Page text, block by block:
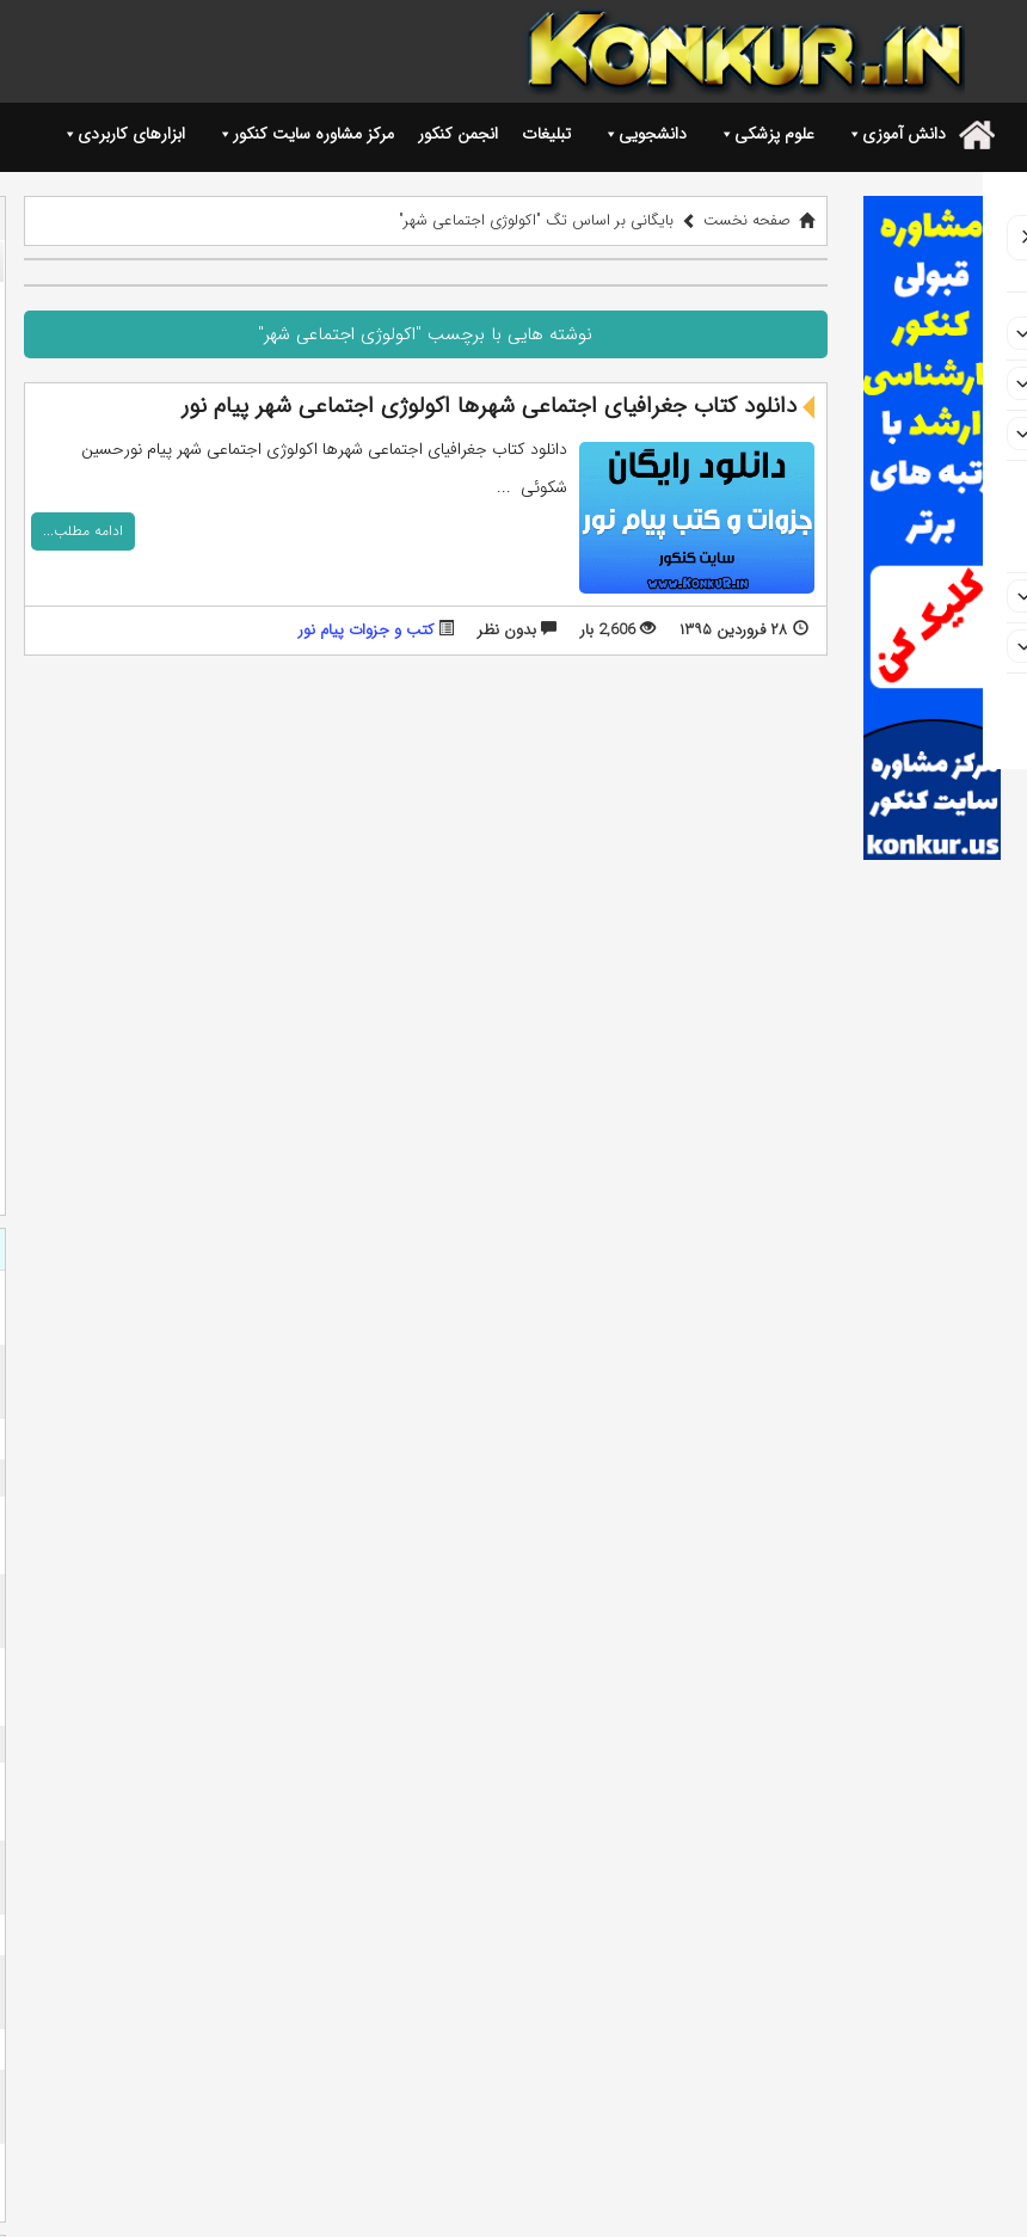
. دانش آموزی علوم پزشکی دانشجویی تبلیغات انجمن کنکور مرکز مشاوره سایت کنکور ابزارهای کاربردی
صفحه نخست بایگانی بر اساس تگ "اكولوژی اجتماعی شهر"
نوشته هایی با برچسب "اكولوژی اجتماعی شهر"
دانلود کتاب جغرافیای اجتماعی شهرها اکولوژی اجتماعی شهر پیام نور
دانلود کتاب جغرافيای اجتماعی شهرها اكولوژی اجتماعی شهر پیام نورحسین
شکوئی ...
ادامه مطلب...
۲۸ فروردین ۱۳۹۵ 2,606 بار بدون نظر کتب و جزوات پیام نور